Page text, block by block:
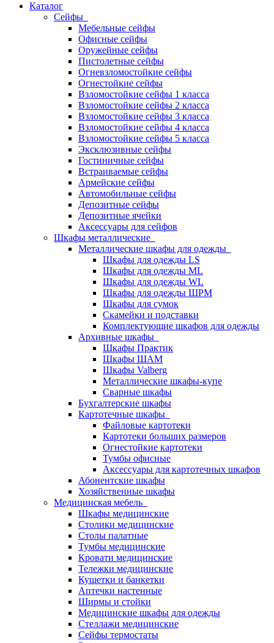
Каталог
Сейфы
Мебельные сейфы
Офисные сейфы
Оружейные сейфы
Пистолетные сейфы
Огневзломостойкие сейфы
Огнестойкие сейфы
Взломостойкие сейфы 1 класса
Взломостойкие сейфы 2 класса
Взломостойкие сейфы 3 класса
Взломостойкие сейфы 4 класса
Взломостойкие сейфы 5 класса
Эксклюзивные сейфы
Гостиничные сейфы
Встраиваемые сейфы
Армейские сейфы
Автомобильные сейфы
Депозитные сейфы
Депозитные ячейки
Аксессуары для сейфов
Шкафы металлические
Металлические шкафы для одежды
Шкафы для одежды LS
Шкафы для одежды ML
Шкафы для одежды WL
Шкафы для одежды ШРМ
Шкафы для сумок
Скамейки и подставки
Комплектующие шкафов для одежды
Архивные шкафы
Шкафы Практик
Шкафы ШАМ
Шкафы Valberg
Металлические шкафы-купе
Сварные шкафы
Бухгалтерские шкафы
Картотечные шкафы
Файловые картотеки
Картотеки больших размеров
Огнестойкие картотеки
Тумбы офисные
Аксессуары для картотечных шкафов
Абонентские шкафы
Хозяйственные шкафы
Медицинская мебель
Шкафы медицинские
Столики медицинские
Столы палатные
Тумбы медицинские
Кровати медицинские
Тележки медицинские
Кушетки и банкетки
Аптечки настенные
Ширмы и стойки
Медицинские шкафы для одежды
Стеллажи медицинские
Сейфы термостаты